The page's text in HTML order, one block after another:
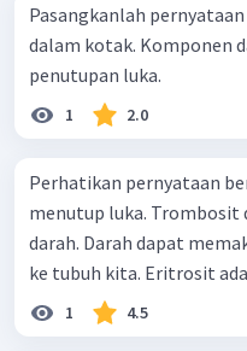
Pasangkanlah
dalam kotak. Komponen darah yang membantu
penutupan luka.
1 2.0
Perhatikan pernyataan berikut ini!
menutup luka. Trombosit disebut juga keping-keping
darah. Darah dapat memakan bibit penyakit yang masuk
ke tubuh kita.
1 4.5